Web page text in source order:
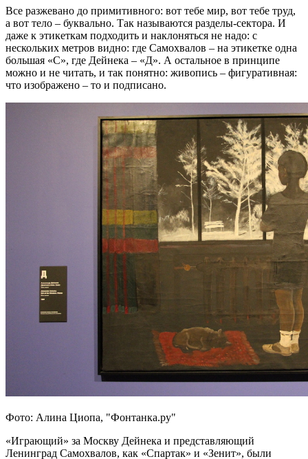
Все разжевано до примитивного: вот тебе мир, вот тебе труд,
а вот тело – буквально. Так называются разделы-сектора. И
даже к этикеткам подходить и наклоняться не надо: с
нескольких метров видно: где Самохвалов – на этикетке одна
большая «С», где Дейнека – «Д». А остальное в принципе
можно и не читать, и так понятно: живопись – фигуративная:
что изображено – то и подписано.
Фото: Алина Циопа, "Фонтанка.ру"
«Играющий» за Москву Дейнека и представляющий
Ленинград Самохвалов, как «Спартак» и «Зенит», были